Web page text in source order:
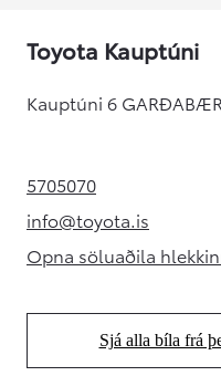
Toyota Kauptúni
Kauptúni 6 GARÐABÆR
5705070(Opens in new tab)
info@toyota.is
(Opens in new
Opna söluaðila(Opens in
Sjá alla bíla frá